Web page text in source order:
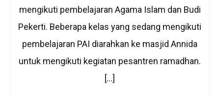
mengikuti pembelajaran Agama Islam dan Budi
Pekerti. Beberapa kelas yang sedang mengikuti
pembelajaran PAI diarahkan ke masjid Annida
untuk mengikuti kegiatan pesantren ramadhan.
[…]